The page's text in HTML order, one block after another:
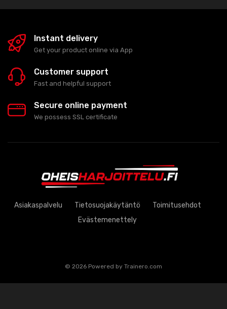
Instant delivery
Get your product online via App
Customer support
Fast and helpful support
Secure online payment
We possess SSL сertificate
Asiakaspalvelu Tietosuojakäytäntö
Toimitusehdot
Evästemenettely
© 2026 Powered by Trainero.com